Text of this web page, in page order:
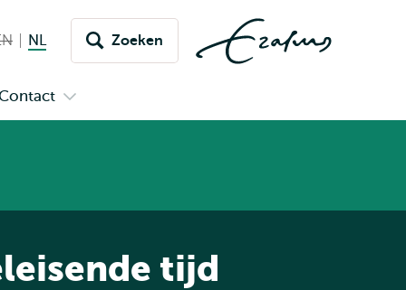
English not available
NLNederlands huidige taal
Zoeken
tijd